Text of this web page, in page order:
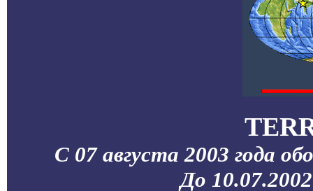
С 07 августа 2003 года
До